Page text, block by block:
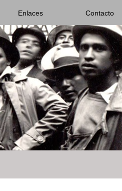
Enlaces Contacto